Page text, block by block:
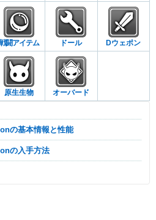
戦闘アイテム ドール Dウェポン
原生生物 オーバード
の基本情報と性能
の入手方法